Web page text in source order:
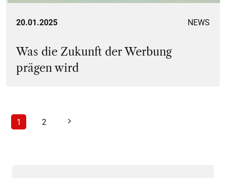
20.01.2025 NEWS
Was die Zukunft der Werbung
prägen wird
1 2